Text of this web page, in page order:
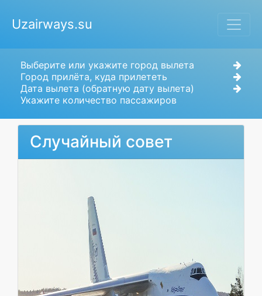
Uzairways.su
Выберите или укажите город вылета
Город прилёта, куда прилететь
Дата вылета (обратную дату вылета)
Укажите количество пассажиров
Случайный совет